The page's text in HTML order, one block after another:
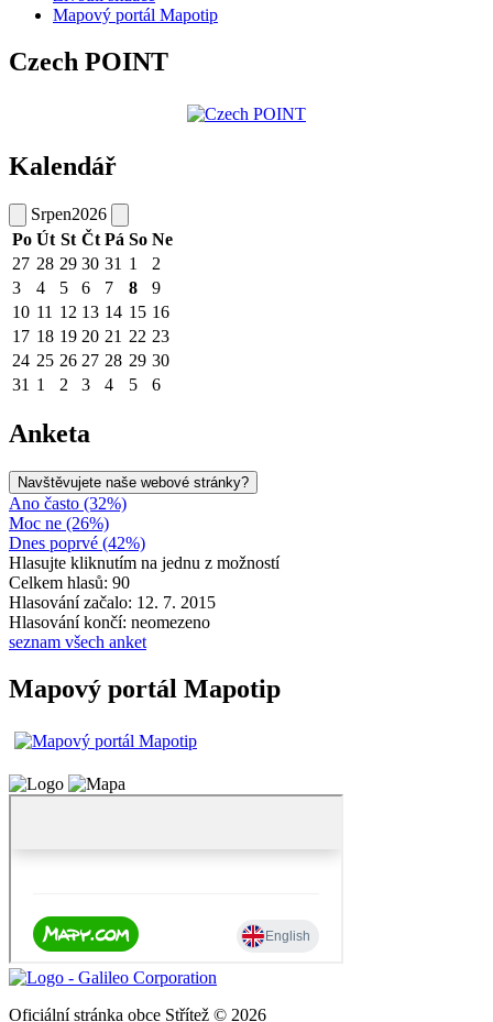
Mapový portál Mapotip
Czech POINT
Kalendář
Srpen2026
Po Út St Čt Pá So Ne
27 28 29 30 31 1
2
3
4 5 6 7 8
9
10 11 12 13 14 15 16
17 18 19 20 21 22 23
24 25 26 27 28 29 30
31 1 2 3 4 5 6
Anketa
Navštěvujete naše webové stránky?
Ano často (32%)
Moc ne (26%)
Dnes poprvé (42%)
Hlasujte kliknutím na jednu z možností
Celkem hlasů: 90
Hlasování začalo: 12. 7. 2015
Hlasování končí: neomezeno
seznam všech anket
Mapový portál Mapotip
Oficiální stránka obce Střítež © 2026